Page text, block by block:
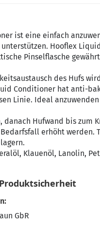
ist eine einfach
Hooflex
Pinselflasche
des Hufs
Conditioner hat anti-
Linie. Ideal
Hufwand bis zum
erhöht
Klauenöl, Lanolin,
GbR